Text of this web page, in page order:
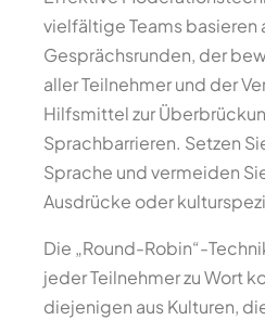
vielfältige Teams basieren
Gesprächsrunden, der
aller Teilnehmer und der
Hilfsmittel zur
Sprachbarrieren. Setzen
Sprache und vermeiden
Ausdrücke oder
Die „Round-Robin“-
jeder Teilnehmer zu Wort
diejenigen aus Kulturen,